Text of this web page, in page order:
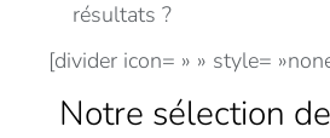
résultats ?
[divider icon= » » style=
Notre sélection